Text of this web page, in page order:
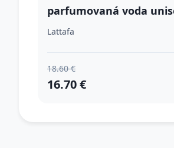
parfumovaná voda
ml
Lattafa
18.60 €
16.70 €